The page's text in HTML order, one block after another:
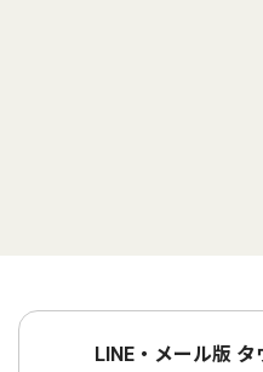
LINE・メール版